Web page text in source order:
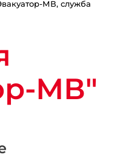
МВ, служба
МВ"